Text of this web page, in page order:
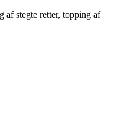
af stegte retter, topping af